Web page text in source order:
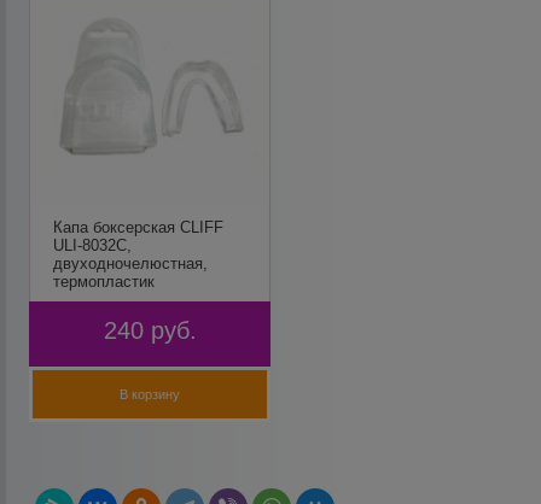
Капа боксерская CLIFF
ULI-8032С,
двуходночелюстная,
термопластик
240 руб.
В корзину